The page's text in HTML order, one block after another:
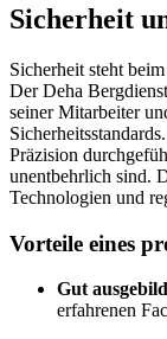
Sicherheit
Sicherheit steht
Der Deha
seiner Mitarbeiter
Präzision
unentbehrlich sind.
Technologien und
Vorteile eines
Gut
erfahrenen